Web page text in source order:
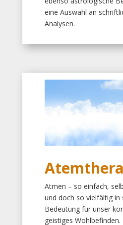
eine Auswahl an
Analysen.
Atmen – so einfach,
und doch so vielfältig in
Bedeutung für unser
geistiges Wohlbefinden.